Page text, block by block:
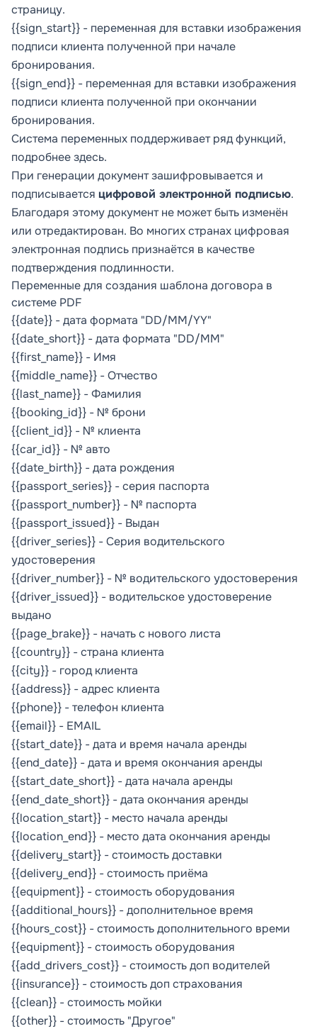
страницу.
{{sign_start}} - переменная для вставки изображения
подписи клиента полученной при начале
бронирования.
{{sign_end}} - переменная для вставки изображения
подписи клиента полученной при окончании
бронирования.
Система переменных поддерживает ряд функций,
подробнеездесь.
При генерации документ зашифровывается и
подписывается цифровой электронной подписью.
Благодаря этому документ не может быть изменён
или отредактирован. Во многих странах цифровая
электронная подпись признаётся в качестве
подтверждения подлинности.
Переменные для создания шаблона договора в
системе PDF
{{date}} - дата формата "DD/MM/YY"
{{date_short}} - дата формата "DD/MM"
{{first_name}} - Имя
{{middle_name}} - Отчество
{{last_name}} - Фамилия
{{booking_id}} - № брони
{{client_id}} - № клиента
{{car_id}} - № авто
{{date_birth}} - дата рождения
{{passport_series}} - серия паспорта
{{passport_number}} - № паспорта
{{passport_issued}} - Выдан
{{driver_series}} - Серия водительского
удостоверения
{{driver_number}} - № водительского удостоверения
{{driver_issued}} - водительское удостоверение
выдано
{{page_brake}} - начать с нового листа
{{country}} - страна клиента
{{city}} - город клиента
{{address}} - адрес клиента
{{phone}} - телефон клиента
{{email}} - EMAIL
{{start_date}} - дата и время начала аренды
{{end_date}} - дата и время окончания аренды
{{start_date_short}} - дата начала аренды
{{end_date_short}} - дата окончания аренды
{{location_start}} - место начала аренды
{{location_end}} - место дата окончания аренды
{{delivery_start}} - стоимость доставки
{{delivery_end}} - стоимость приёма
{{equipment}} - стоимость оборудования
{{additional_hours}} - дополнительное время
{{hours_cost}} - стоимость дополнительного времи
{{equipment}} - стоимость оборудования
{{add_drivers_cost}} - стоимость доп водителей
{{insurance}} - стоимость доп страхования
{{clean}} - стоимость мойки
{{other}} - стоимость "Другое"